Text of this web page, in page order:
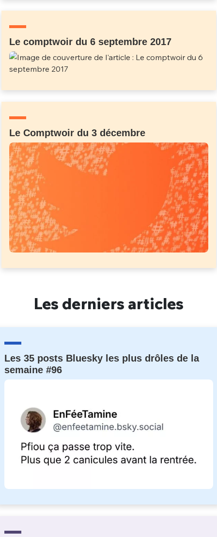
Le comptwoir du 6 septembre 2017
Le Comptwoir du 3 décembre
Les derniers articles
Les 35 posts Bluesky les plus drôles de la
semaine #96